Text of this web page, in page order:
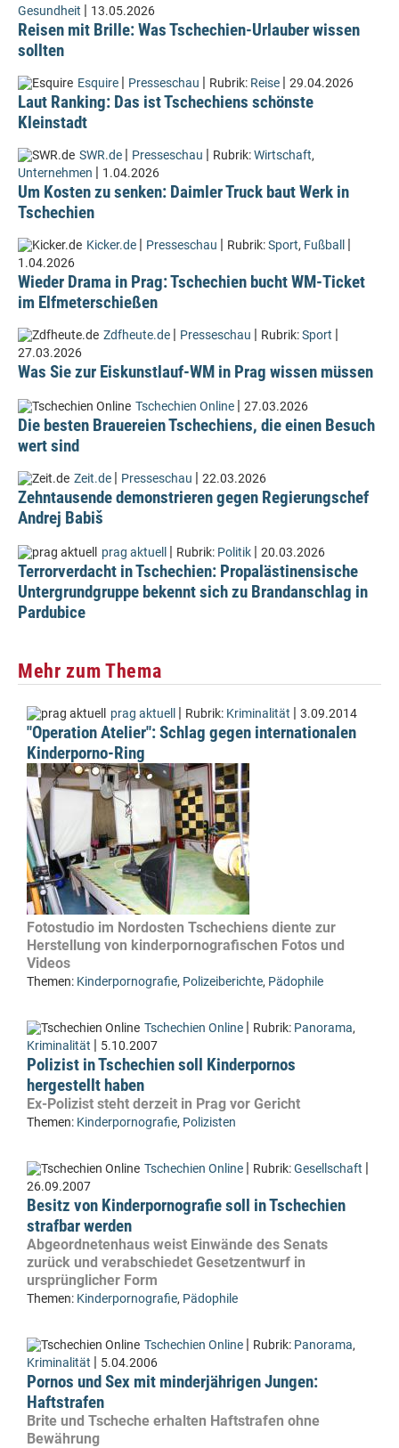
Gesundheit | 13.05.2026
Reisen mit Brille: Was Tschechien-Urlauber wissen
sollten
Esquire | Presseschau | Rubrik: Reise | 29.04.2026
Laut Ranking: Das ist Tschechiens schönste
Kleinstadt
SWR.de | Presseschau | Rubrik:Wirtschaft,
Unternehmen | 1.04.2026
Um Kosten zu senken: Daimler Truck baut Werk in
Tschechien
Kicker.de | Presseschau | Rubrik:Sport, Fußball |
1.04.2026
Wieder Drama in Prag: Tschechien bucht WM-Ticket
im Elfmeterschießen
Zdfheute.de | Presseschau | Rubrik:Sport |
27.03.2026
Was Sie zur Eiskunstlauf-WM in Prag wissen müssen
Tschechien Online | 27.03.2026
Die besten Brauereien Tschechiens, die einen Besuch
wert sind
Zeit.de | Presseschau | 22.03.2026
Zehntausende demonstrieren gegen Regierungschef
Andrej Babiš
prag aktuell | Rubrik: Politik | 20.03.2026
Terrorverdacht in Tschechien: Propalästinensische
Untergrundgruppe bekennt sich zu Brandanschlag in
Pardubice
Mehr zum Thema
prag aktuell | Rubrik: Kriminalität | 3.09.2014
"Operation Atelier": Schlag gegen internationalen
Kinderporno-Ring
Fotostudio im Nordosten Tschechiens diente zur
Herstellung von kinderpornografischen Fotos und
Videos
Themen: Kinderpornografie, Polizeiberichte, Pädophile
Tschechien Online | Rubrik: Panorama,
Kriminalität | 5.10.2007
Polizist in Tschechien soll Kinderpornos
hergestellt haben
Ex-Polizist steht derzeit in Prag vor Gericht
Themen: Kinderpornografie, Polizisten
Tschechien Online | Rubrik:Gesellschaft |
26.09.2007
Besitz von Kinderpornografie soll in Tschechien
strafbar werden
Abgeordnetenhaus weist Einwände des Senats
zurück und verabschiedet Gesetzentwurf in
ursprünglicher Form
Themen: Kinderpornografie, Pädophile
Tschechien Online | Rubrik: Panorama,
Kriminalität | 5.04.2006
Pornos und Sex mit minderjährigen Jungen:
Haftstrafen
Brite und Tscheche erhalten Haftstrafen ohne
Bewährung